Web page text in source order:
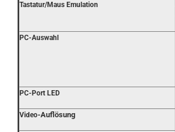
Tastatur/Maus Emulation
PC-Auswahl
PC-Port LED
Video-Auflösung